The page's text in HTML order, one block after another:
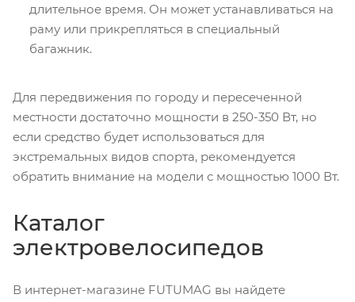
длительное время. Он может устанавливаться на
раму или прикрепляться в специальный
багажник.
Для передвижения по городу и пересеченной
местности достаточно мощности в 250-350 Вт, но
если средство будет использоваться для
экстремальных видов спорта, рекомендуется
обратить внимание на модели с мощностью 1000 Вт.
Каталог
электровелосипедов
В интернет-магазине FUTUMAG вы найдете